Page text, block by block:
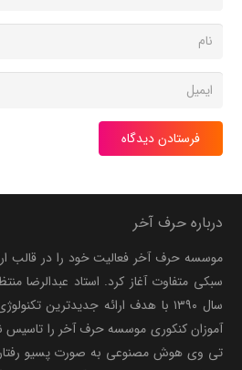
فرستادن دیدگاه
درباره حرف آخر
موسسه حرف آخر فعالیت خود را در قالب
سبکی متفاوت آغاز کرد. استاد عبدالرضا
سال ۱۳۹۰ با هدف ارائه جدیدترین
آموزان کنکوری موسسه حرف آخر را تاسیس
تی وی هوش مصنوعی به صورت پسیو